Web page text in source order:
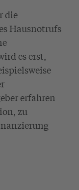
die
Hausnotrufs
es erst,
erfahren
zu